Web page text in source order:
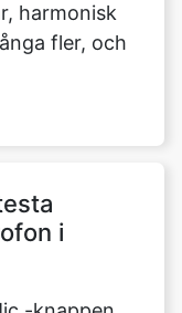
harmonisk
fler, och
i